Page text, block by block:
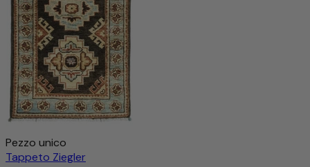
Pezzo unico
Tappeto Ziegler